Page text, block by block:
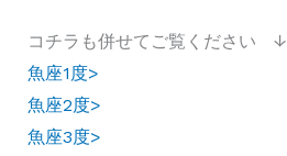
コチラも併せてご覧ください ↓
魚座1度>
魚座2度>
魚座3度>